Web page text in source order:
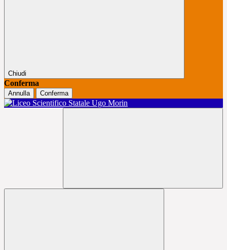
Chiudi
Conferma
Annulla Conferma